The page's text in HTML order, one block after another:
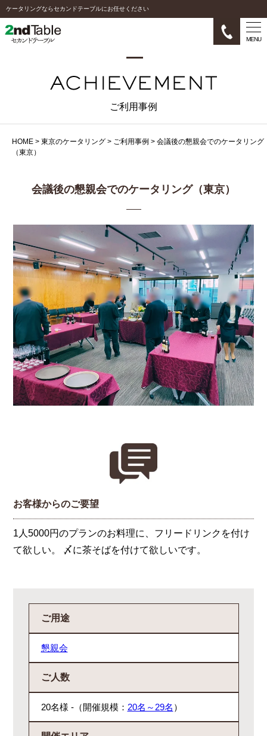
ケータリングならセカンドテーブルにお任せください
MENU
ご利用事例
HOME > 東京のケータリング > ご利用事例 > 会議後の懇親会でのケータリング
（東京）
会議後の懇親会でのケータリング（東京）
お客様からのご要望
1人5000円のプランのお料理に、フリードリンクを付け
て欲しい。 〆に茶そばを付けて欲しいです。
ご用途
懇親会
ご人数
20名様 -（開催規模： 20名～29名 ）